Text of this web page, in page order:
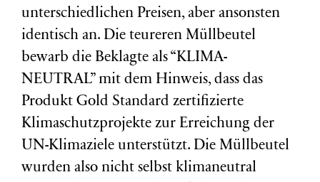
unterschiedlichen Preisen, aber ansonsten
identisch an. Die teureren Müllbeutel
bewarb die Beklagte als “KLIMA-
NEUTRAL” mit dem Hinweis, dass das
Produkt Gold Standard zertifizierte
Klimaschutzprojekte zur Erreichung der
UN-Klimaziele unterstützt. Die Müllbeutel
wurden also nicht selbst klimaneutral